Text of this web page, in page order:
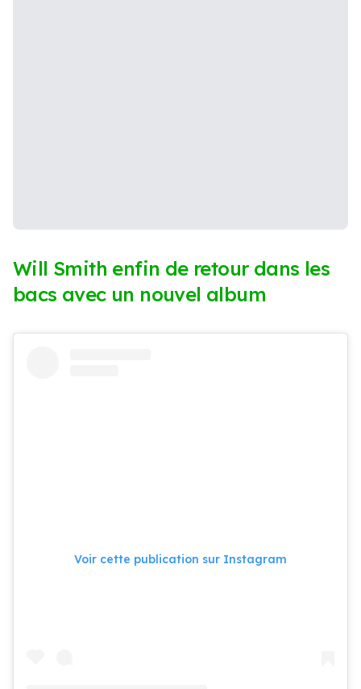
Will Smith enfin de retour dans les
bacs avec un nouvel album
Voir cette publication sur Instagram